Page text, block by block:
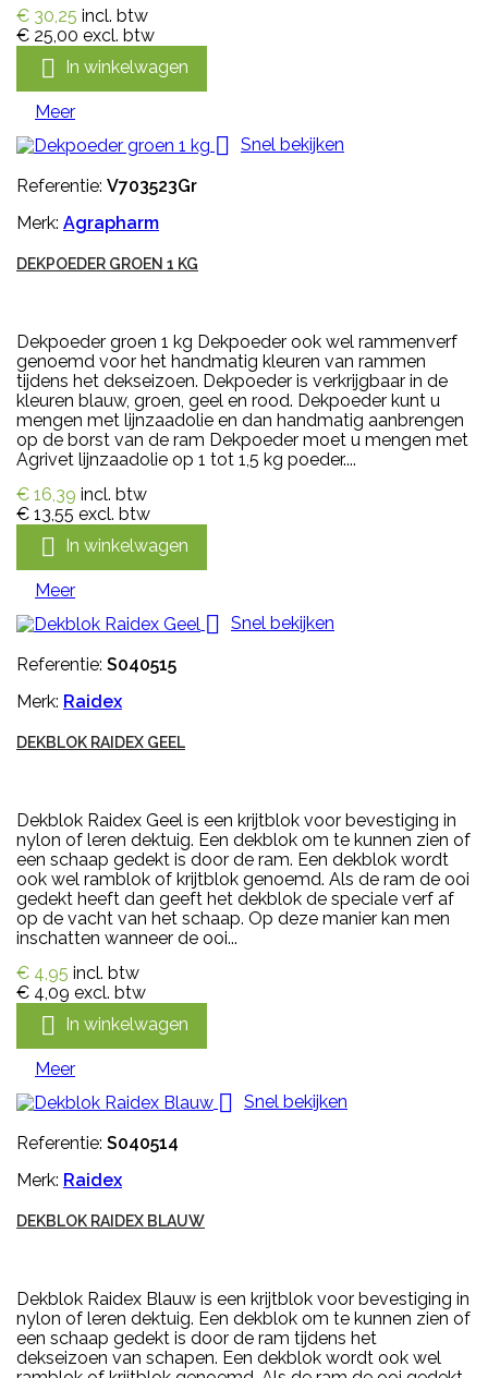
€ 30,25 incl. btw
€ 25,00 excl. btw
 In winkelwagen
Meer
 Snel bekijken
Referentie: V703523Gr
Merk: Agrapharm
DEKPOEDER GROEN 1 KG
Dekpoeder groen 1 kg Dekpoeder ook wel rammenverf
genoemd voor het handmatig kleuren van rammen
tijdens het dekseizoen. Dekpoeder is verkrijgbaar in de
kleuren blauw, groen, geel en rood. Dekpoeder kunt u
mengen met lijnzaadolie en dan handmatig aanbrengen
op de borst van de ram Dekpoeder moet u mengen met
Agrivet lijnzaadolie op 1 tot 1,5 kg poeder....
€ 16,39 incl. btw
€ 13,55 excl. btw
 In winkelwagen
Meer
 Snel bekijken
Referentie: S040515
Merk: Raidex
DEKBLOK RAIDEX GEEL
Dekblok Raidex Geel is een krijtblok voor bevestiging in
nylon of leren dektuig. Een dekblok om te kunnen zien of
een schaap gedekt is door de ram. Een dekblok wordt
ook wel ramblok of krijtblok genoemd. Als de ram de ooi
gedekt heeft dan geeft het dekblok de speciale verf af
op de vacht van het schaap. Op deze manier kan men
inschatten wanneer de ooi...
€ 4,95 incl. btw
€ 4,09 excl. btw
 In winkelwagen
Meer
 Snel bekijken
Referentie: S040514
Merk: Raidex
DEKBLOK RAIDEX BLAUW
Dekblok Raidex Blauw is een krijtblok voor bevestiging in
nylon of leren dektuig. Een dekblok om te kunnen zien of
een schaap gedekt is door de ram tijdens het
dekseizoen van schapen. Een dekblok wordt ook wel